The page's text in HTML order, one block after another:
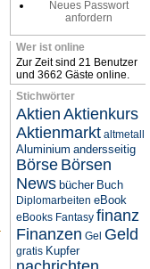
Neues Passwort
anfordern
Wer ist online
Zur Zeit sind 21 Benutzer
und 3662 Gäste online.
Stichwörter
Aktien Aktienkurs
Aktienmarkt altmetall
Aluminium andersseitig
Börse Börsen
News bücher Buch
Diplomarbeiten eBook
eBooks Fantasy finanz
Finanzen Gel Geld
gratis Kupfer